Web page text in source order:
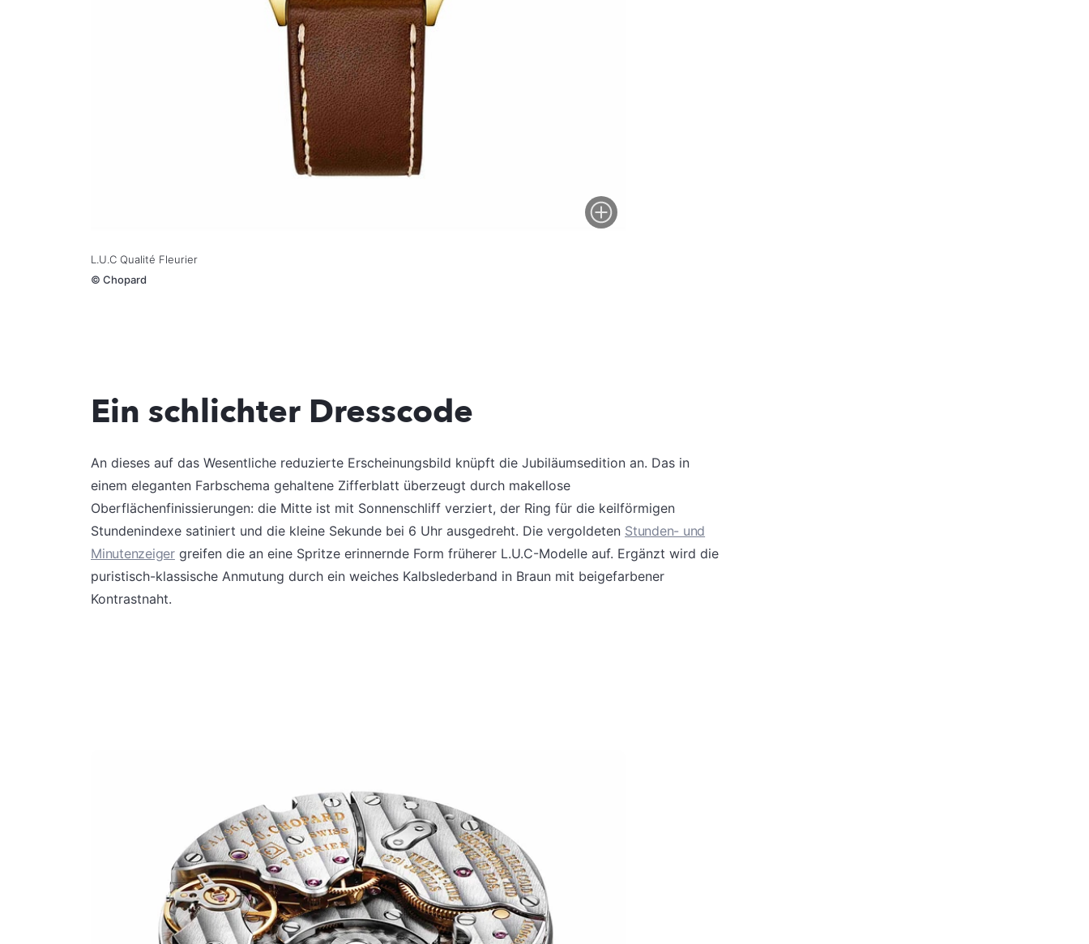
L.U.C Qualité Fleurier
© Chopard
Ein schlichter Dresscode
An dieses auf das Wesentliche reduzierte Erscheinungsbild knüpft die Jubiläumsedition an. Das in
einem eleganten Farbschema gehaltene Zifferblatt überzeugt durch makellose
Oberflächenfinissierungen: die Mitte ist mit Sonnenschliff verziert, der Ring für die keilförmigen
Stundenindexe satiniert und die kleine Sekunde bei 6 Uhr ausgedreht. Die vergoldeten Stunden- und
Minutenzeigergreifen die an eine Spritze erinnernde Form früherer L.U.C-Modelle auf. Ergänzt wird die
puristisch-klassische Anmutung durch ein weiches Kalbslederband in Braun mit beigefarbener
Kontrastnaht.